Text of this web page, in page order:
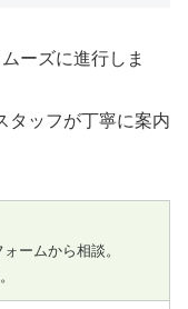
ーズに進行しま
タッフが丁寧に案内
ームから相談。